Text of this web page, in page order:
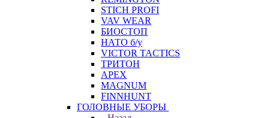
STICH PROFI
VAV WEAR
БИОСТОП
НАТО б/у
VICTOR TACTICS
ТРИТОН
APEX
MAGNUM
FINNHUNT
ГОЛОВНЫЕ УБОРЫ